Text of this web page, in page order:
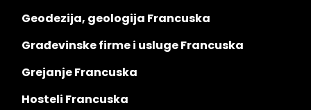
Geodezija, geologija Francuska
Građevinske firme i usluge Francuska
Grejanje Francuska
Hosteli Francuska